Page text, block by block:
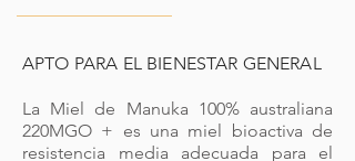
APTO PARA EL BIENESTAR GENERAL
La Miel de Manuka 100% australiana
220MGO + es una miel bioactiva de
resistencia media adecuada para el